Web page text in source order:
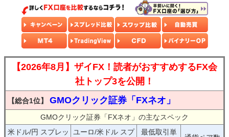
【2026年8月】ザイFX！読者がおすすめするFX会
社トップ3を公開！
【総合1位】 GMOクリック証券「FXネオ」
GMOクリック証券「FXネオ」の主なスペック
米ドル/円 スプレッ
ユーロ/米ドル スプ
最低取引単